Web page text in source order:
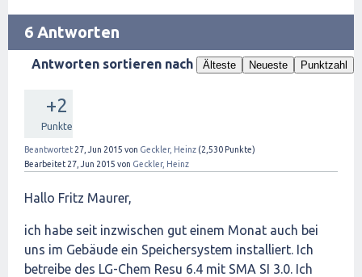
6 Antworten
Antworten sortieren nach Älteste Neueste Punktzahl
+2
Punkte
Beantwortet 27, Jun 2015 von Geckler, Heinz (2,530 Punkte)
Bearbeitet 27, Jun 2015 von Geckler, Heinz
Hallo Fritz Maurer,
ich habe seit inzwischen gut einem Monat auch bei
uns im Gebäude ein Speichersystem installiert. Ich
betreibe des LG-Chem Resu 6.4 mit SMA SI 3.0. Ich